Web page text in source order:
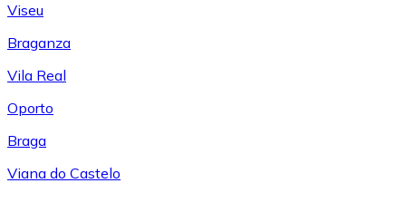
Viseu
Braganza
Vila Real
Oporto
Braga
Viana do Castelo